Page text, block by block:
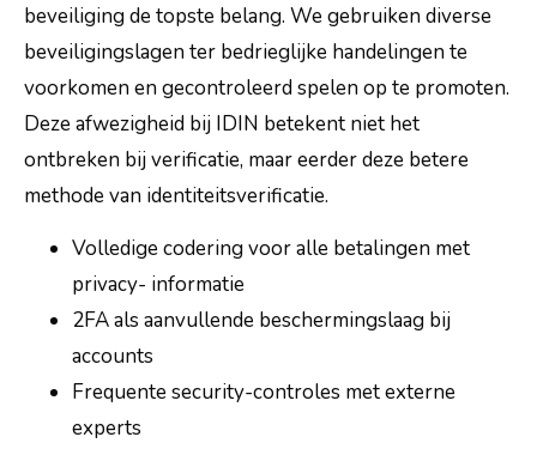
beveiliging de topste belang. We gebruiken diverse
beveiligingslagen ter bedrieglijke handelingen te
voorkomen en gecontroleerd spelen op te promoten.
Deze afwezigheid bij IDIN betekent niet het
ontbreken bij verificatie, maar eerder deze betere
methode van identiteitsverificatie.
Volledige codering voor alle betalingen met
privacy- informatie
2FA als aanvullende beschermingslaag bij
accounts
Frequente security-controles met externe
experts